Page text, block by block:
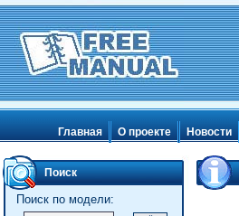
Главная О проекте Новости
Поиск
Поиск по модели: